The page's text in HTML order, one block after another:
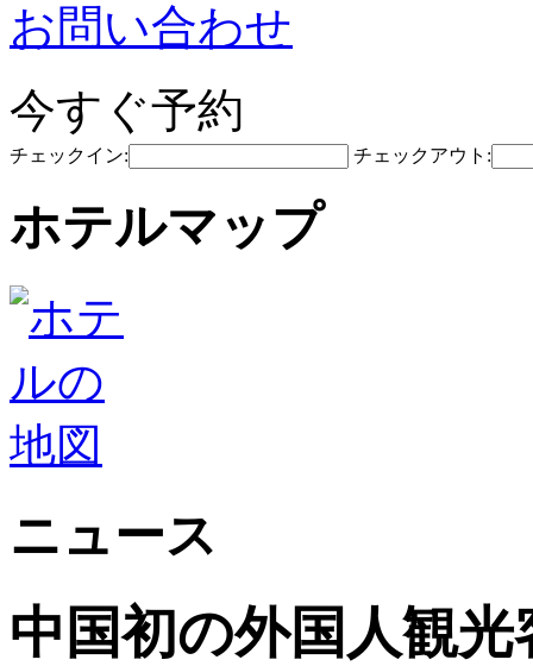
お問い合わせ
今すぐ予約
チェックイン: チェックアウト:
ホテルマップ
ニュース
中国初の外国人観